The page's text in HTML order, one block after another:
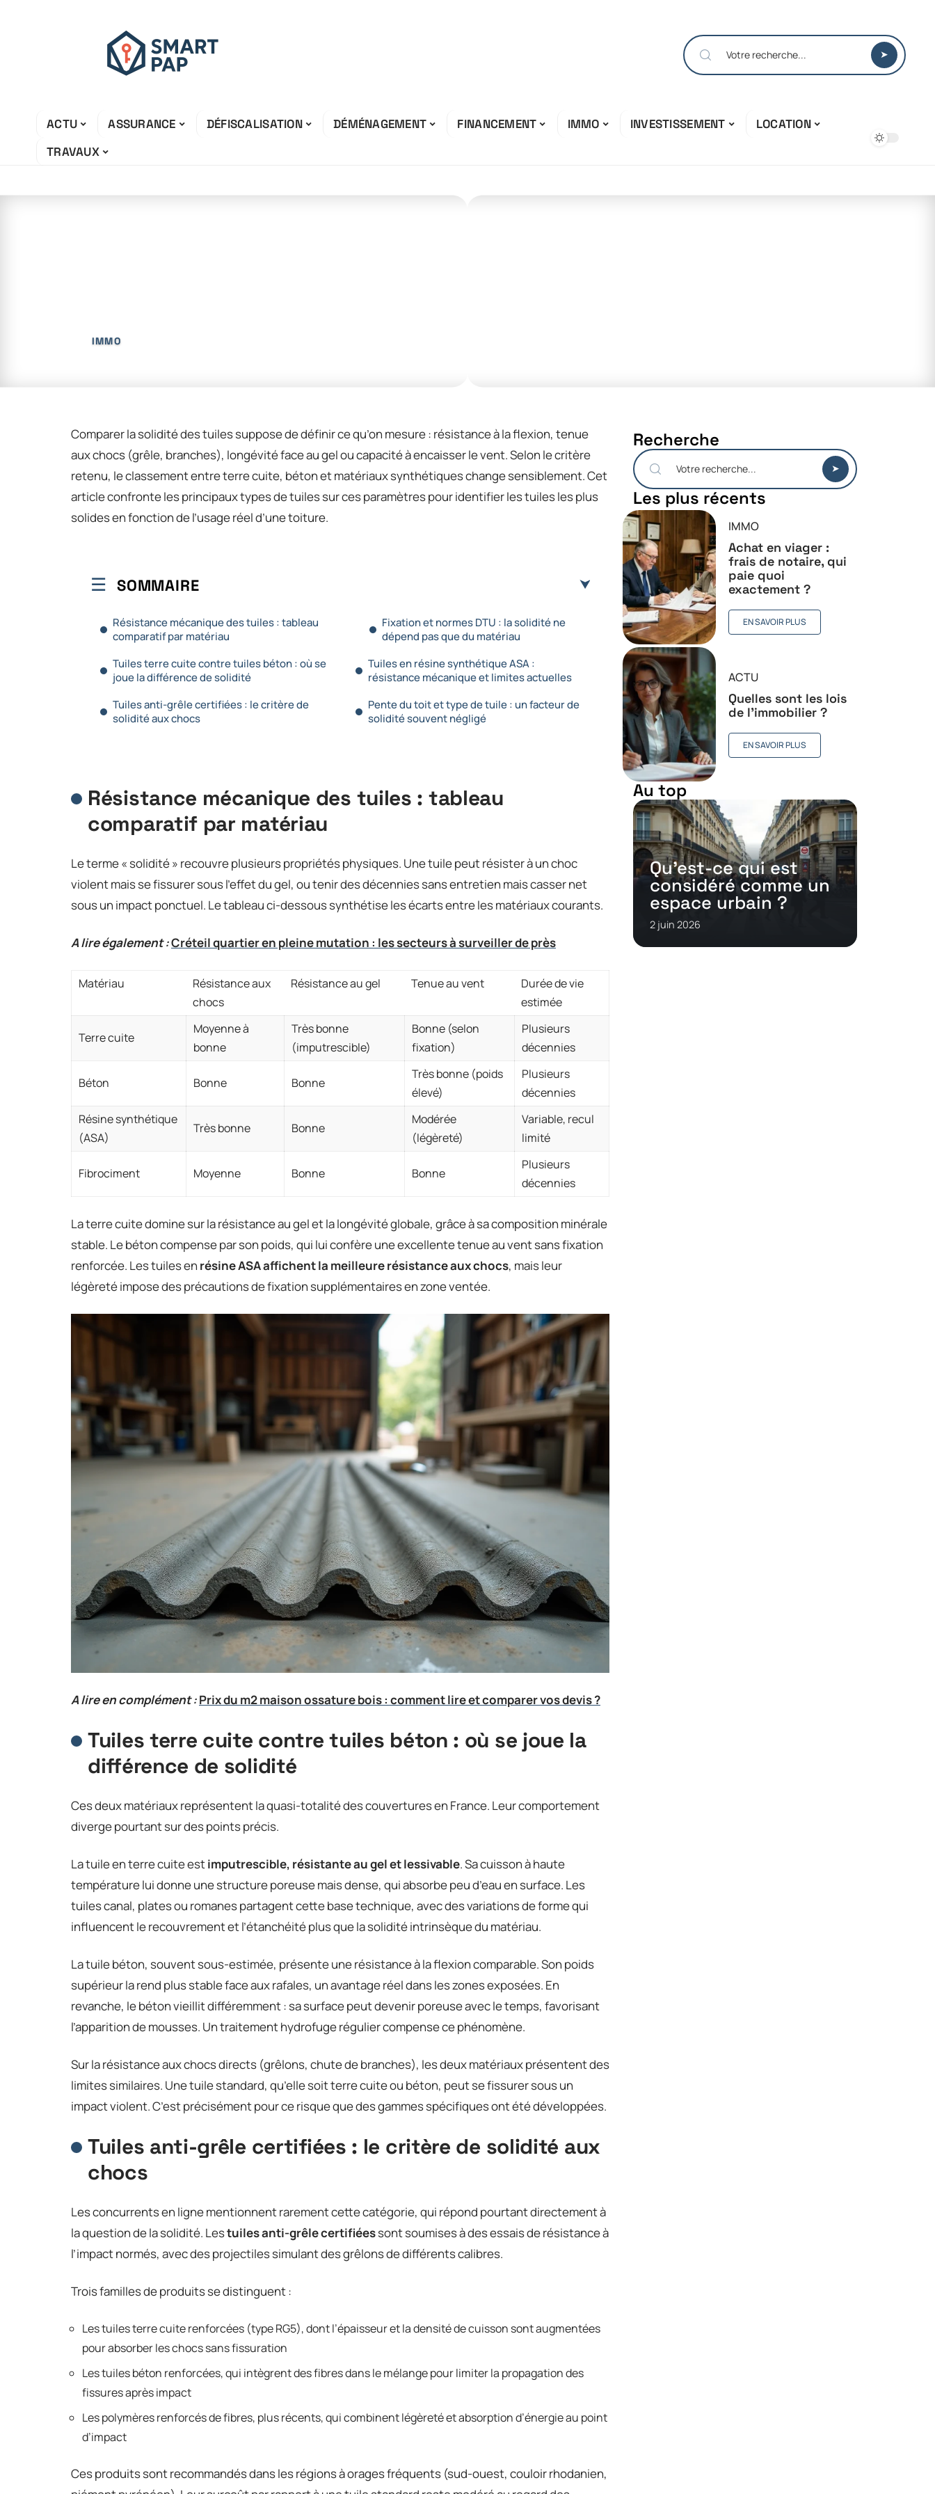
ACTU ASSURANCE DÉFISCALISATION DÉMÉNAGEMENT FINANCEMENT IMMO INVESTISSEMENT
LOCATION
TRAVAUX
IMMO
Comparer la solidité des tuiles suppose de définir ce qu’on mesure : résistance à la flexion, tenue
aux chocs (grêle, branches), longévité face au gel ou capacité à encaisser le vent. Selon le critère
retenu, le classement entre terre cuite, béton et matériaux synthétiques change sensiblement. Cet
article confronte les principaux types de tuiles sur ces paramètres pour identifier les tuiles les plus
solides en fonction de l’usage réel d’une toiture.
SOMMAIRE
Résistance mécanique des tuiles : tableau
comparatif par matériau
Tuiles terre cuite contre tuiles béton : où se
joue la différence de solidité
Tuiles anti-grêle certifiées : le critère de
solidité aux chocs
Fixation et normes DTU : la solidité ne
dépend pas que du matériau
Tuiles en résine synthétique ASA :
résistance mécanique et limites actuelles
Pente du toit et type de tuile : un facteur de
solidité souvent négligé
Résistance mécanique des tuiles : tableau
comparatif par matériau
Le terme « solidité » recouvre plusieurs propriétés physiques. Une tuile peut résister à un choc
violent mais se fissurer sous l’effet du gel, ou tenir des décennies sans entretien mais casser net
sous un impact ponctuel. Le tableau ci-dessous synthétise les écarts entre les matériaux courants.
A lire également :Créteil quartier en pleine mutation : les secteurs à surveiller de près
Matériau
Résistance aux
chocs
Résistance au gel Tenue au vent
Durée de vie
estimée
Terre cuite
Moyenne à
bonne
Très bonne
(imputrescible)
Bonne (selon
fixation)
Plusieurs
décennies
Béton Bonne Bonne
Très bonne (poids
élevé)
Plusieurs
décennies
Résine synthétique
(ASA)
Très bonne Bonne
Modérée
(légèreté)
Variable, recul
limité
Fibrociment Moyenne Bonne Bonne
Plusieurs
décennies
La terre cuite domine sur la résistance au gel et la longévité globale, grâce à sa composition minérale
stable. Le béton compense par son poids, qui lui confère une excellente tenue au vent sans fixation
renforcée. Les tuiles en résine ASA affichent la meilleure résistance aux chocs, mais leur
légèreté impose des précautions de fixation supplémentaires en zone ventée.
A lire en complément :Prix du m2 maison ossature bois : comment lire et comparer vos devis ?
Tuiles terre cuite contre tuiles béton : où se joue la
différence de solidité
Ces deux matériaux représentent la quasi-totalité des couvertures en France. Leur comportement
diverge pourtant sur des points précis.
La tuile en terre cuite estimputrescible, résistante au gel et lessivable. Sa cuisson à haute
température lui donne une structure poreuse mais dense, qui absorbe peu d’eau en surface. Les
tuiles canal, plates ou romanes partagent cette base technique, avec des variations de forme qui
influencent le recouvrement et l’étanchéité plus que la solidité intrinsèque du matériau.
La tuile béton, souvent sous-estimée, présente une résistance à la flexion comparable. Son poids
supérieur la rend plus stable face aux rafales, un avantage réel dans les zones exposées. En
revanche, le béton vieillit différemment : sa surface peut devenir poreuse avec le temps, favorisant
l’apparition de mousses. Un traitement hydrofuge régulier compense ce phénomène.
Sur la résistance aux chocs directs (grêlons, chute de branches), les deux matériaux présentent des
limites similaires. Une tuile standard, qu’elle soit terre cuite ou béton, peut se fissurer sous un
impact violent. C’est précisément pour ce risque que des gammes spécifiques ont été développées.
Tuiles anti-grêle certifiées : le critère de solidité aux
chocs
Les concurrents en ligne mentionnent rarement cette catégorie, qui répond pourtant directement à
la question de la solidité. Lestuiles anti-grêle certifiéessont soumises à des essais de résistance à
l’impact normés, avec des projectiles simulant des grêlons de différents calibres.
Trois familles de produits se distinguent :
Les tuiles terre cuite renforcées (type RG5), dont l’épaisseur et la densité de cuisson sont augmentées
pour absorber les chocs sans fissuration
Les tuiles béton renforcées, qui intègrent des fibres dans le mélange pour limiter la propagation des
fissures après impact
Les polymères renforcés de fibres, plus récents, qui combinent légèreté et absorption d’énergie au point
d’impact
Ces produits sont recommandés dans les régions à orages fréquents (sud-ouest, couloir rhodanien,
Recherche
Les plus récents
IMMO
Achat en viager :
frais de notaire, qui
paie quoi
exactement ?
EN SAVOIR PLUS
ACTU
Quelles sont les lois
de l’immobilier ?
EN SAVOIR PLUS
Au top
Qu’est-ce qui est
considéré comme un
espace urbain ?
2 juin 2026